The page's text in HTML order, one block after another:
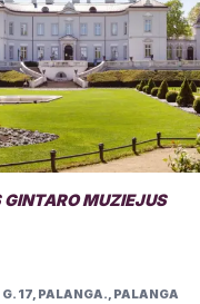
GINTARO MUZIEJUS
17, PALANGA., PALANGA